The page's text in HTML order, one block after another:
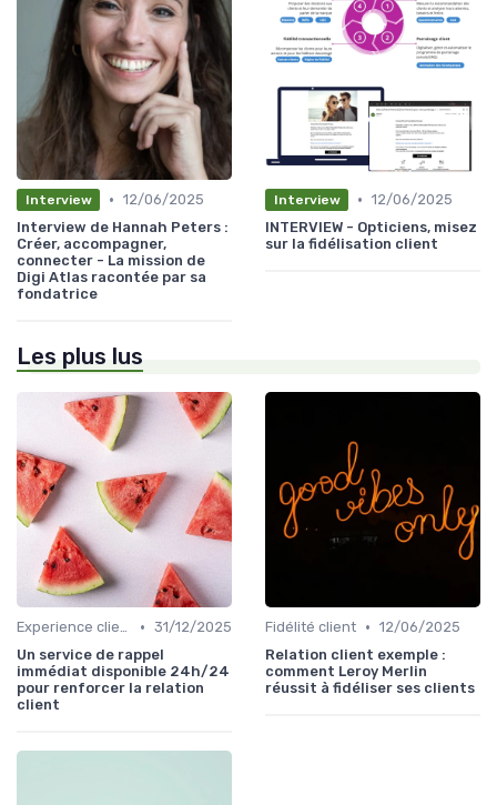
Interview • 12/06/2025
Interview de Hannah Peters :
Créer, accompagner,
connecter - La mission de
Digi Atlas racontée par sa
fondatrice
Interview • 12/06/2025
INTERVIEW - Opticiens, misez
sur la fidélisation client
Les plus lus
Experience client • 31/12/2025
Un service de rappel
immédiat disponible 24h/24
pour renforcer la relation
client
Fidélité client • 12/06/2025
Relation client exemple :
comment Leroy Merlin
réussit à fidéliser ses clients